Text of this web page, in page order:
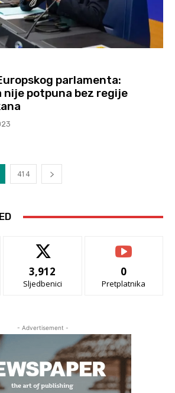
parlamenta:
nije potpuna bez regije
414
3,912
Sljedbenici
0
Pretplatnika
- Advertisement -